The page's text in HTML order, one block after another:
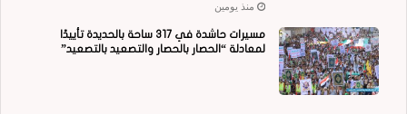
منذ يومين
مسيرات حاشدة في 317 ساحة بالحديدة تأييدًا
لمعادلة “الحصار بالحصار والتصعيد بالتصعيد”